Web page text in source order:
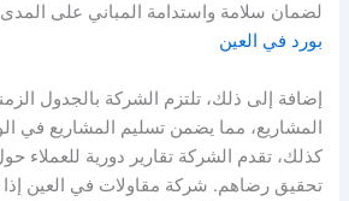
لضمان سلامة واستدامة المباني على
بورد في العين
إضافة إلى ذلك، تلتزم الشركة بالجدول
المشاريع، مما يضمن تسليم المشاريع في
كذلك، تقدم الشركة تقارير دورية للعملاء
تحقيق رضاهم. شركة مقاولات في العين